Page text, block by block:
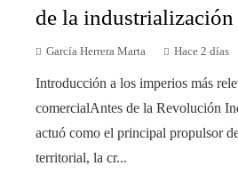
de la industrialización
García Herrera Marta Hace 2 días
Introducción a los imperios más
comercialAntes de la Revolución
actuó como el principal propulsor
territorial, la cr...